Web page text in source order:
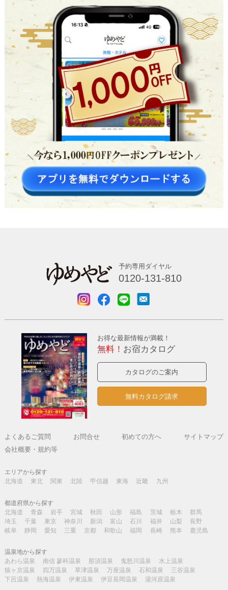
予約専用ダイヤル
0120-131-810
お得な最新情報が満載！
無料！ お宿カタログ
カタログのご案内
無料カタログ請求
よくあるご質問 お問合せ 初めての方へ
サイトマップ
会社概要・規約等
エリアから探す
北海道
東北 関東 北陸 甲信越 東海 近畿 九州
都道府県から探す
北海道
青森 岩手 宮城 秋田 山形 福島 茨城 栃木
群馬
埼玉
千葉 東京 神奈川 新潟 富山 石川 福井 山梨
長野
岐阜
静岡 愛知 三重 京都 和歌山 福岡 長崎 熊本 鹿児島
温泉地から探す
あわら温泉
南信 蓼科温泉 那須温泉 鬼怒川温泉
水上温泉
猿ヶ京温泉
四万温泉 草津温泉 万座温泉 石和温泉
三谷温泉
下呂温泉
熱海温泉 伊東温泉 伊豆長岡温泉 湯河原温泉